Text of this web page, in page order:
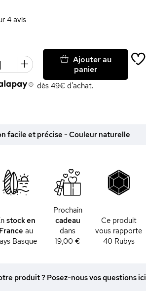
4avis
dès 49€ d'achat.
Ajouter au
panier
facile et précise - Couleur naturelle
stock en
au
Basque
Prochain
cadeau
dans
19,00 €
Ce produit
vous rapporte
40 Rubys
produit ? Posez-nous vos questions ici